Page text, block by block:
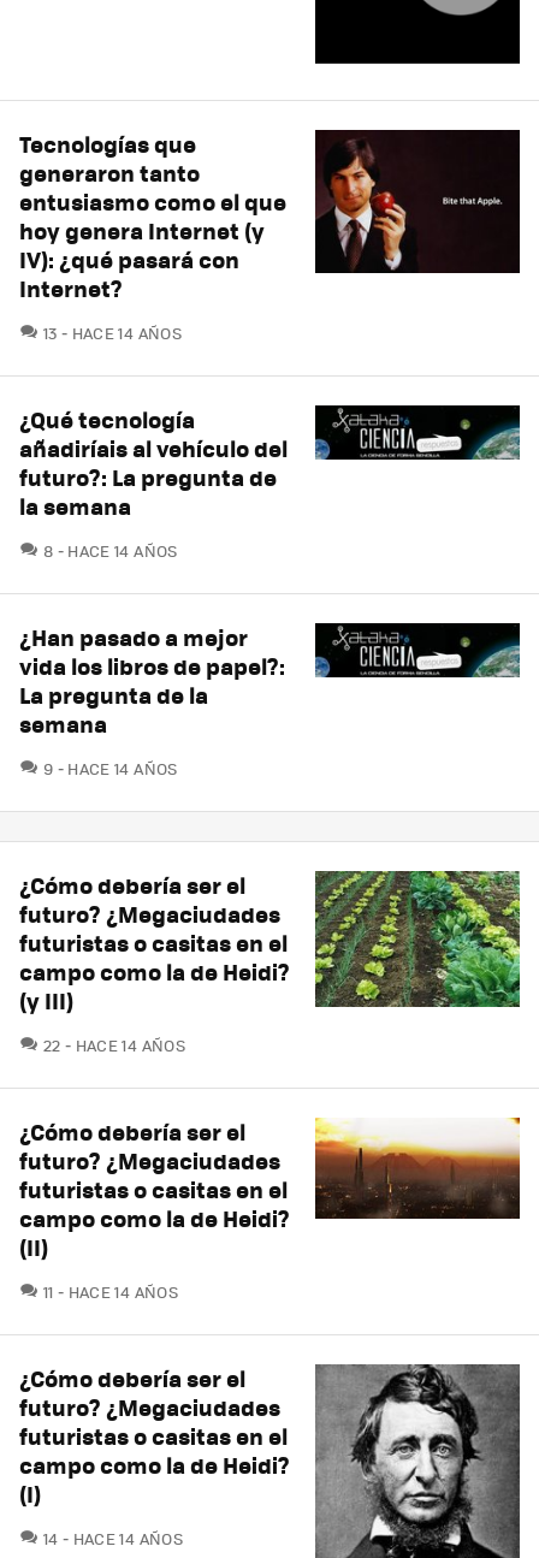
Tecnologías que
generaron tanto
entusiasmo como el que
hoy genera Internet (y
IV): ¿qué pasará con
Internet?
13 COMENTARIOS
HACE 14 AÑOS
¿Qué tecnología
añadiríais al vehículo del
futuro?: La pregunta de
la semana
8 COMENTARIOS
HACE 14 AÑOS
¿Han pasado a mejor
vida los libros de papel?:
La pregunta de la
semana
9 COMENTARIOS
HACE 14 AÑOS
¿Cómo debería ser el
futuro? ¿Megaciudades
futuristas o casitas en el
campo como la de Heidi?
(y III)
22 COMENTARIOS
HACE 14 AÑOS
¿Cómo debería ser el
futuro? ¿Megaciudades
futuristas o casitas en el
campo como la de Heidi?
(II)
11 COMENTARIOS
HACE 14 AÑOS
¿Cómo debería ser el
futuro? ¿Megaciudades
futuristas o casitas en el
campo como la de Heidi?
(I)
14 COMENTARIOS
HACE 14 AÑOS